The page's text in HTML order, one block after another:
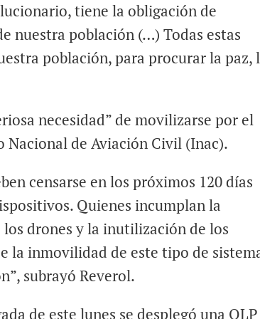
tiene la obligación de
nuestra población (…) Todas estas
población, para procurar la paz,
necesidad” de movilizarse por el
de Aviación Civil (Inac).
censarse en los próximos 120 días
Quienes incumplan la
drones y la inutilización de los
la inmovilidad de este tipo de
subrayó Reverol.
de este lunes se desplegó una